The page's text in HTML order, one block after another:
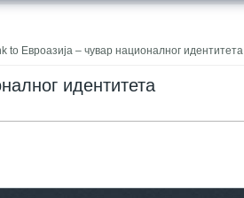
to Евроазија – чувар националног идентитета
идентитета